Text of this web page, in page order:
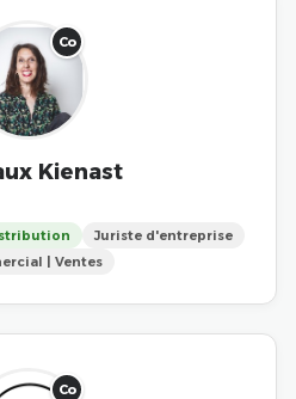
Co
Kienast
Juriste d'entreprise
| Ventes
Co